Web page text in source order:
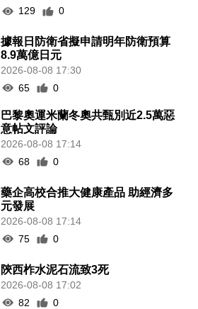
129
0
據報日防衛省擬申請明年防衛預算
8.9萬億日元
2026-08-08 17:30
65
0
巴黎奧運米蘭冬奧共甄別近2.5萬惡
意帖文評論
2026-08-08 17:14
68
0
藥企高校合推大健康產品 助經濟多
元發展
2026-08-08 17:14
75
0
陝西柞水泥石流致3死
2026-08-08 17:02
82
0